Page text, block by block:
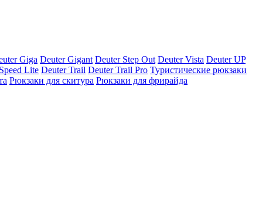
Giga Deuter Gigant Deuter Step Out Deuter Vista Deuter UP
Lite Deuter Trail Deuter Trail Pro Туристические рюкзаки
Рюкзаки для скитура Рюкзаки для фрирайда